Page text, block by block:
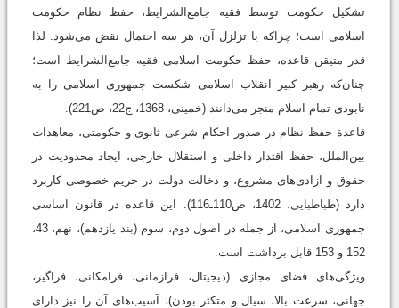
تشکیل حکومت توسط فقیه جامع‌الشرایط، حفظ نظام حکومت
اسلامی است؛ چراکه با تزلزل آن، هر سه احتمال نقض می‌شود. لذا
قدر متیقن قاعده، حفظ حکومت اسلامی فقیه جامع‌الشرایط است؛
چنان‌که رهبر کبیر انقلاب اسلامی شکست جمهوری اسلامی را به
نابودی تمام اسلام منجر می‌دانند (‌خمینی، 1368، ج22، ص221).
قاعدة حفظ نظام در صدور احکام شرعی ثانوی و حکومتی، معاهدات
بین‌الملل، حفظ اقتدار داخلی و استقلال خارجی، ایجاد محدودیت در
حقوق و آزادی‌های مشروع، و دخالت دولت در حریم خصوصی کاربرد
دارد (طباطبایی، 1402، ص110ـ116). این قاعده در قانون اساسی
جمهوری اسلامی، از جمله در اصول دوم، سوم (بند یازدهم)، نهم، 43،
152 و 153 قابل برداشت است.
ویژگی‌های فضای مجازی (دیجیتال، فرازمانی، فرامکانی، فراگیر،
جهانی، سرعت بالا، سیال و متکثر بودن)، آسیب‌های آن را نیز دارای